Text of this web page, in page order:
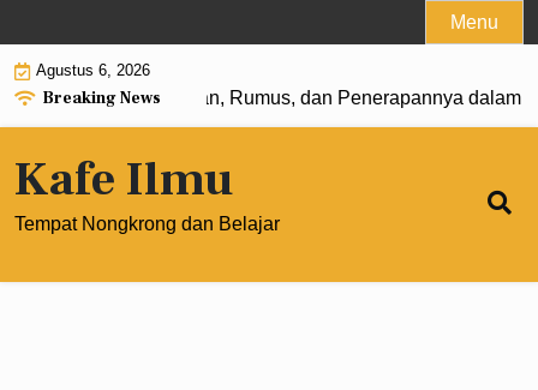
to
content
Menu
Agustus 6, 2026
Breaking News
Pangkat 0: Pengertian, Rumus, dan Penerapannya dalam
Kafe Ilmu
Tempat Nongkrong dan Belajar